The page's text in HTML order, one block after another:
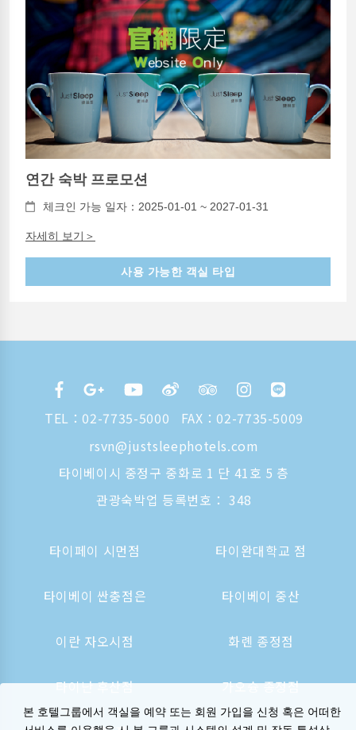
연간 숙박 프로모션
체크인 가능 일자：2025-01-01 ~ 2027-01-31
자세히 보기＞
사용 가능한 객실 타입
TEL： 02-7735-5000
FAX：02-7735-5009
rsvn@justsleephotels.com
타이베이시 중정구 중화로 1 단 41호 5 층
관광숙박업 등록번호： 348
타이페이 시먼점 타이완대학교 점
타이베이 싼충점은 타이베이 중산
이란 자오시점 화롄 종정점
타이난 후산점 가오슝 종정점
본 호텔그룹에서 객실을 예약 또는 회원 가입을 신청 혹은 어떠한